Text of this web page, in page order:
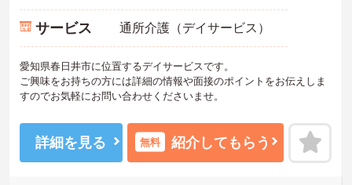
サービス 通所介護（デイサービス）
愛知県春日井市に位置するデイサービスです。
ご興味をお持ちの方には詳細の情報や面接のポイントをお伝えしま
すのでお気軽にお問い合わせくださいませ。
詳細を見る 無料 紹介してもらう